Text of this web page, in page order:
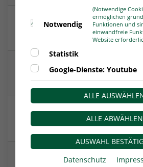
Die Spielpläne der Juniorinnen
wurden veröffentlicht
3:2! Neuling Westfalia Rhynern
Sportfreunde Siegen
Erfolgreicher Saisonstart: RWO
Bonner SC 2:1
Regionalliga West startet in die
Notwendig
(Notwendige
ermöglichen
Funktionen und
einwandfreie
Website
Statistik
Google-Dienste: Youtube
ALLE
ALLE ABWÄHLEN
AUSWAHL
Datenschutz